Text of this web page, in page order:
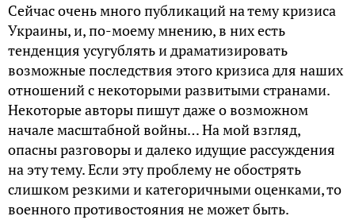
Сейчас очень много публикаций на тему кризиса
Украины, и, по-моему мнению, в них есть
тенденция усугублять и драматизировать
возможные последствия этого кризиса для наших
отношений с некоторыми развитыми странами.
Некоторые авторы пишут даже о возможном
начале масштабной войны… На мой взгляд,
опасны разговоры и далеко идущие рассуждения
на эту тему. Если эту проблему не обострять
слишком резкими и категоричными оценками, то
военного противостояния не может быть.